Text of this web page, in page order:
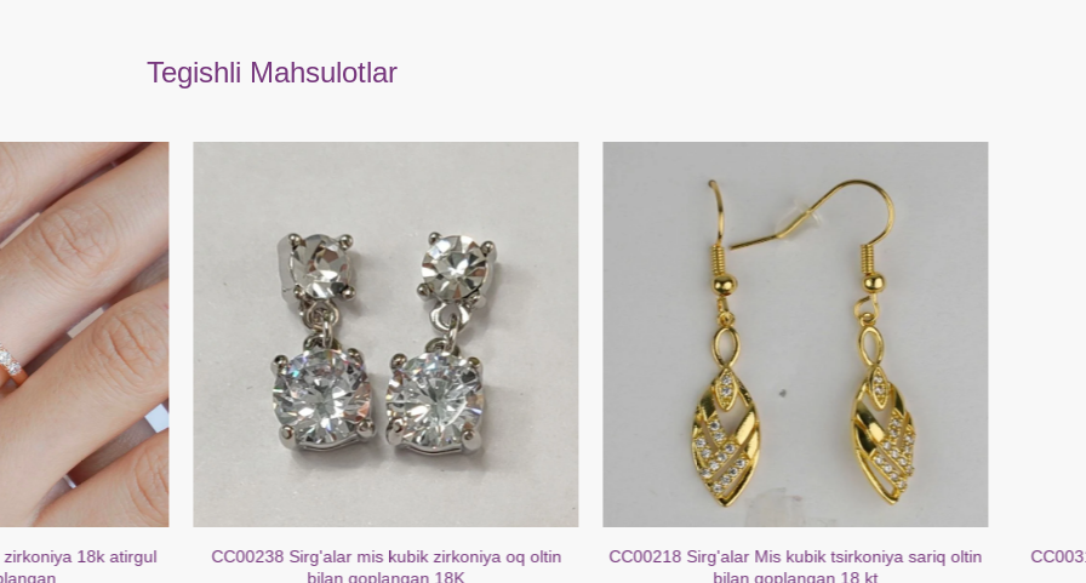
Tegishli Mahsulotlar
mis kubik zirkoniya oq oltin
qoplangan 18K
CC00218 Sirg'alar Mis kubik tsirkoniya sariq oltin
bilan qoplangan 18 kt
CC00316 Sirg'alar mis kubik zirkoniya oq oltin
bilan qoplangan 18K